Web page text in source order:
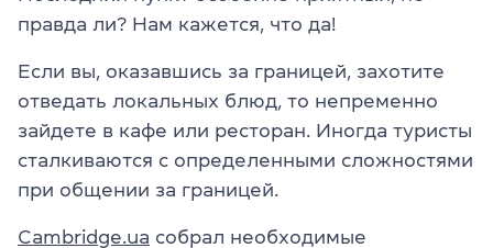
правда ли? Нам кажется, что да!
Если вы, оказавшись за границей, захотите
отведать локальных блюд, то непременно
зайдете в кафе или ресторан. Иногда туристы
сталкиваются с определенными сложностями
при общении за границей.
Cambridge.ua собрал необходимые